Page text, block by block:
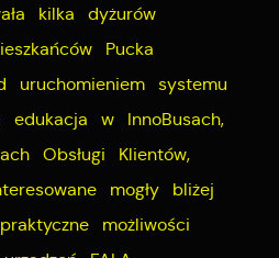
kilka dyżurów
Pucka
uruchomieniem systemu
edukacja w InnoBusach,
Obsługi Klientów,
mogły bliżej
możliwości